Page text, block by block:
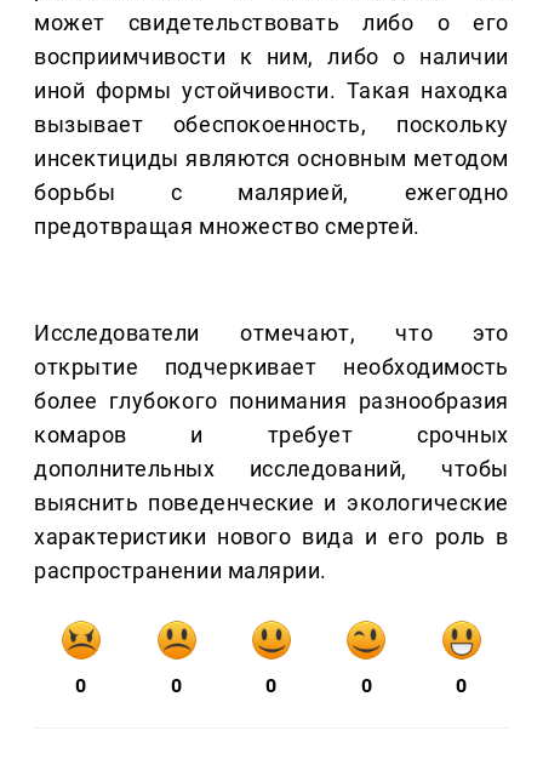
может свидетельствовать либо о его
восприимчивости к ним, либо о наличии
иной формы устойчивости. Такая находка
вызывает обеспокоенность, поскольку
инсектициды являются основным методом
борьбы с малярией, ежегодно
предотвращая множество смертей.
Исследователи отмечают, что это
открытие подчеркивает необходимость
более глубокого понимания разнообразия
комаров и требует срочных
дополнительных исследований, чтобы
выяснить поведенческие и экологические
характеристики нового вида и его роль в
распространении малярии.
0 0 0 0 0